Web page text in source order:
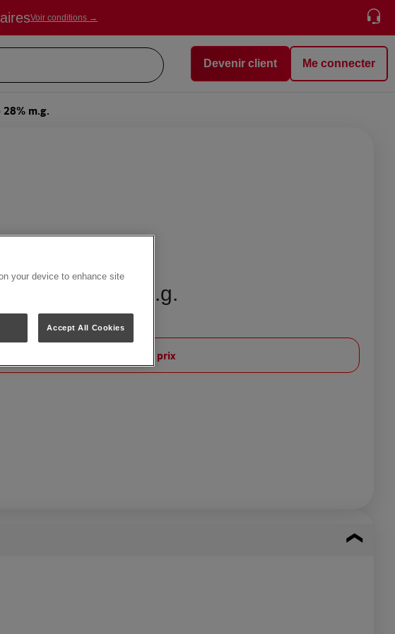
Voir conditions →
Devenir client Me connecter
m.g.
aop 28% m.g.
Frais
de 6 barquettes
Afficher le prix
your device to enhance site
Accept All Cookies